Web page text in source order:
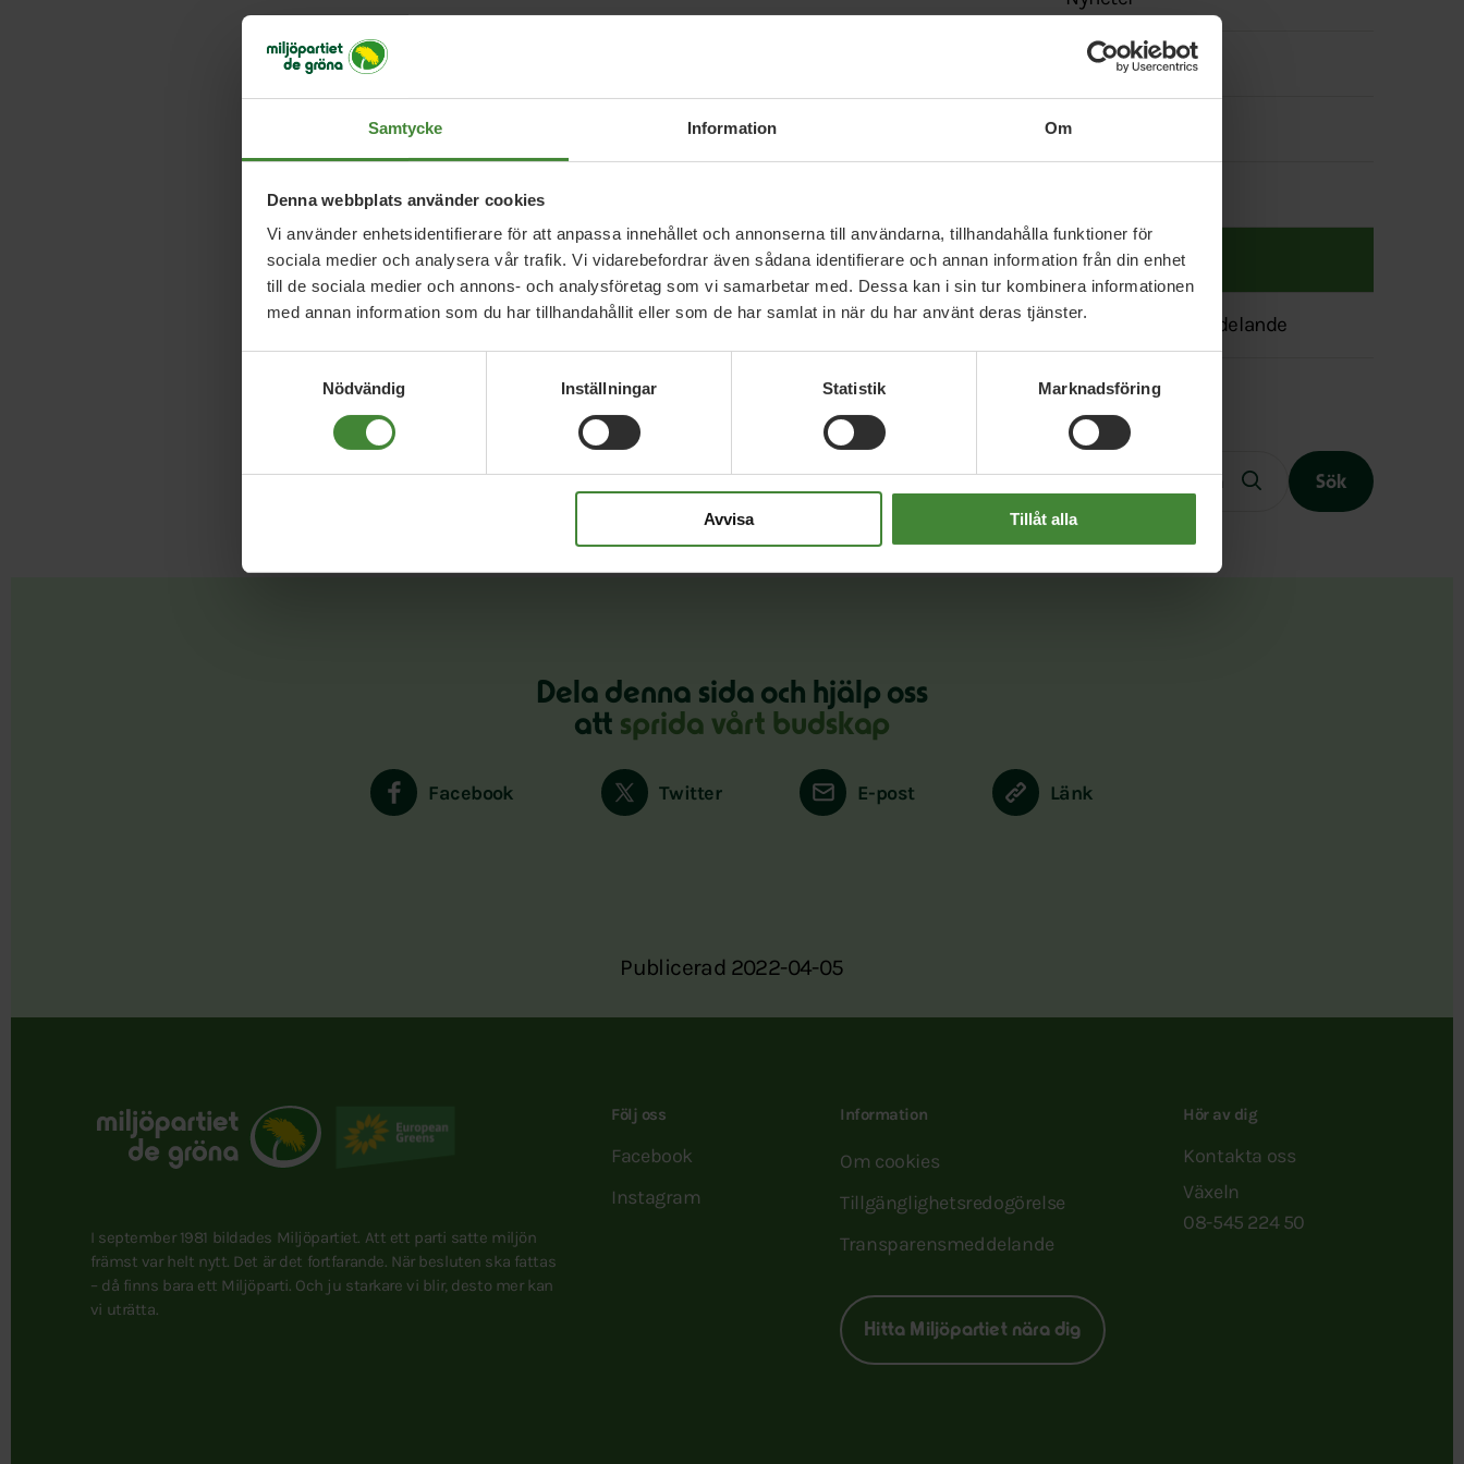
Samtycke Information Om
Denna webbplats använder cookies
Vi använder enhetsidentifierare för att anpassa innehållet och annonserna till användarna, tillhandahålla funktioner för
sociala medier och analysera vår trafik. Vi vidarebefordrar även sådana identifierare och annan information från din enhet
till de sociala medier och annons- och analysföretag som vi samarbetar med. Dessa kan i sin tur kombinera informationen
med annan information som du har tillhandahållit eller som de har samlat in när du har använt deras tjänster.
Nödvändig
Inställningar Statistik Marknadsföring
Avvisa Tillåt alla
menyn
Politik
Våra politiker
Lediga jobb
Transparensmeddelande
Fritext
Sök
Dela denna sida och hjälp oss
att sprida vårt budskap
Facebook Twitter E-post Länk
Publicerad 2022-04-05
I september 1981 bildades Miljöpartiet. Att ett parti satte miljön
främst var helt nytt. Det är det fortfarande. När besluten ska fattas
– då finns bara ett Miljöparti. Och ju starkare vi blir, desto mer kan
vi uträtta.
Följ oss
Facebook
Instagram
Information
Om cookies
Tillgänglighetsredogörelse
Transparensmeddelande
Hitta Miljöpartiet nära dig
Hör av dig
Kontakta oss
Växeln
08-545 224 50